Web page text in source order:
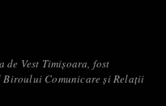
Vest Timișoara, fost
Comunicare și Relații